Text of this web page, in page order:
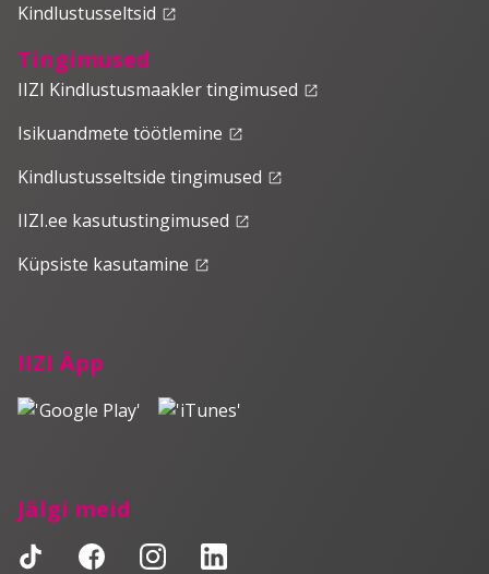
IIZI Äpp
Jälgi meid
Kindlustusseltsid launch
Tingimused
IIZI Kindlustusmaakler tingimused launch
Isikuandmete töötlemine launch
Kindlustusseltside tingimused launch
IIZI.ee kasutustingimused launch
Küpsiste kasutamine launch